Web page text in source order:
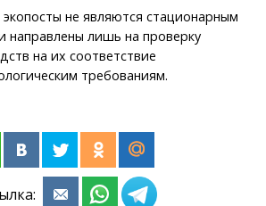
не являются стационарным
направлены лишь на проверку
на их соответствие
требованиям.